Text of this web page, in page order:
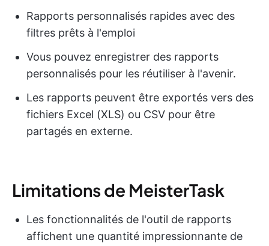
Rapports personnalisés rapides avec des
filtres prêts à l'emploi
Vous pouvez enregistrer des rapports
personnalisés pour les réutiliser à l'avenir.
Les rapports peuvent être exportés vers des
fichiers Excel (XLS) ou CSV pour être
partagés en externe.
Limitations de MeisterTask
Les fonctionnalités de l'outil de rapports
affichent une quantité impressionnante de